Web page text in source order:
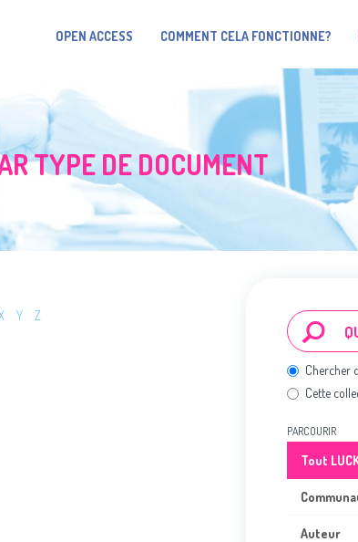
OPEN ACCESS COMMENT CELA FONCTIONNE?
TYPE DE DOCUMENT
Y Z
Chercher
Cette
PARCOURIR
Tout
Auteur